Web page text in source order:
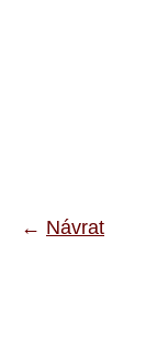
← Návrat